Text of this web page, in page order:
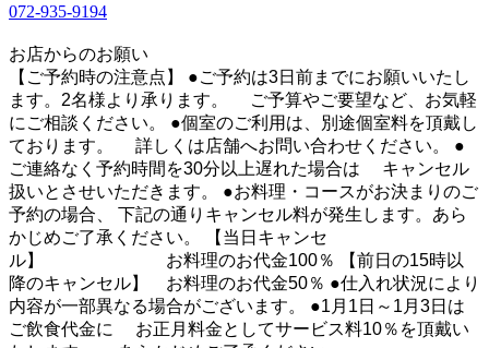
072-935-9194
お店からのお願い
【ご予約時の注意点】 ●ご予約は3日前までにお願いいたし
ます。2名様より承ります。 ご予算やご要望など、お気軽
にご相談ください。 ●個室のご利用は、別途個室料を頂戴し
ております。 詳しくは店舗へお問い合わせください。 ●
ご連絡なく予約時間を30分以上遅れた場合は キャンセル
扱いとさせいただきます。 ●お料理・コースがお決まりのご
予約の場合、 下記の通りキャンセル料が発生します。あら
かじめご了承ください。 【当日キャンセ
ル】 お料理のお代金100％ 【前日の15時以
降のキャンセル】 お料理のお代金50％ ●仕入れ状況により
内容が一部異なる場合がございます。 ●1月1日～1月3日は
ご飲食代金に お正月料金としてサービス料10％を頂戴い